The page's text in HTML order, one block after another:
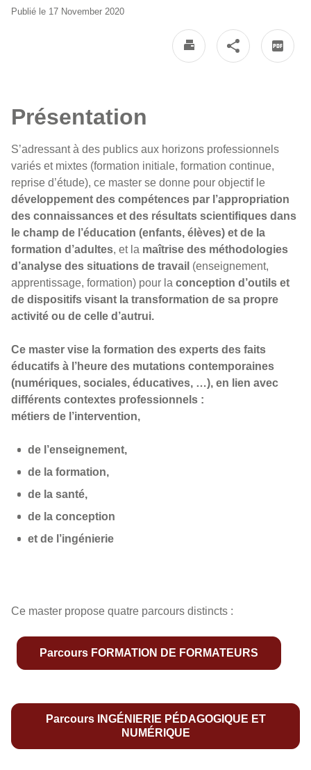
Publié le 17 November 2020
Présentation
S’adressant à des publics aux horizons professionnels
variés et mixtes (formation initiale, formation continue,
reprise d’étude), ce master se donne pour objectif le
développement des compétences par l’appropriation
des connaissances et des résultats scientifiques dans
le champ de l’éducation (enfants, élèves) et de la
formation d’adultes, et la maîtrise des méthodologies
d’analyse des situations de travail (enseignement,
apprentissage, formation) pour la conception d’outils et
de dispositifs visant la transformation de sa propre
activité ou de celle d’autrui.
Ce master vise la formation des experts des faits
éducatifs à l’heure des mutations contemporaines
(numériques, sociales, éducatives, …), en lien avec
différents contextes professionnels :
métiers de l’intervention,
de l’enseignement,
de la formation,
de la santé,
de la conception
et de l’ingénierie
Ce master propose quatre parcours distincts :
Parcours FORMATION DE FORMATEURS
Parcours INGÉNIERIE PÉDAGOGIQUE ET
NUMÉRIQUE